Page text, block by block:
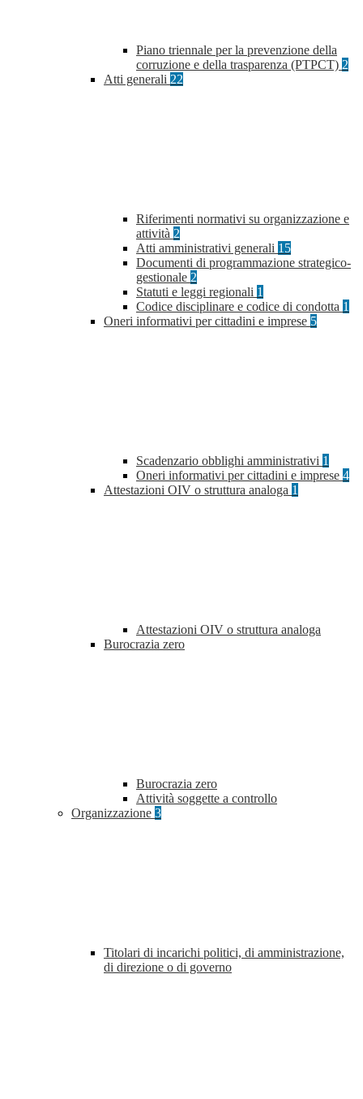
Piano triennale per la prevenzione della
corruzione e della trasparenza (PTPCT) 2
Atti generali 22
Riferimenti normativi su organizzazione e
attività 2
Atti amministrativi generali 15
Documenti di programmazione strategico-
gestionale 2
Statuti e leggi regionali 1
Codice disciplinare e codice di condotta 1
Oneri informativi per cittadini e imprese 5
Scadenzario obblighi amministrativi 1
Oneri informativi per cittadini e imprese 4
Attestazioni OIV o struttura analoga 1
Attestazioni OIV o struttura analoga
Burocrazia zero
Burocrazia zero
Attività soggette a controllo
Organizzazione 3
Titolari di incarichi politici, di amministrazione,
di direzione o di governo